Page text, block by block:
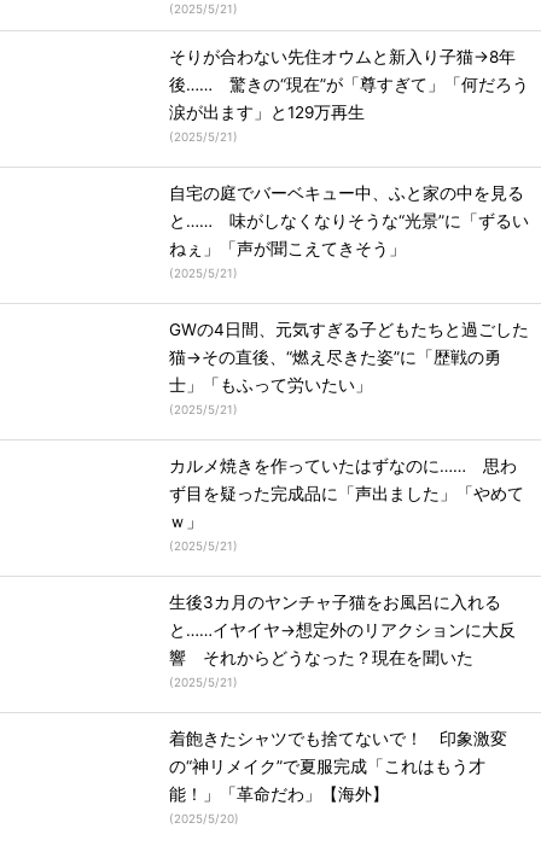
(2025/5/21)
そりが合わない先住オウムと新入り子猫→8年
後…… 驚きの“現在”が「尊すぎて」「何だろう
涙が出ます」と129万再生
(2025/5/21)
自宅の庭でバーベキュー中、ふと家の中を見る
と…… 味がしなくなりそうな“光景”に「ずるい
ねぇ」「声が聞こえてきそう」
(2025/5/21)
GWの4日間、元気すぎる子どもたちと過ごした
猫→その直後、“燃え尽きた姿”に「歴戦の勇
士」「もふって労いたい」
(2025/5/21)
カルメ焼きを作っていたはずなのに…… 思わ
ず目を疑った完成品に「声出ました」「やめて
ｗ」
(2025/5/21)
生後3カ月のヤンチャ子猫をお風呂に入れる
と……イヤイヤ→想定外のリアクションに大反
響 それからどうなった？現在を聞いた
(2025/5/21)
着飽きたシャツでも捨てないで！ 印象激変
の“神リメイク”で夏服完成「これはもう才
能！」「革命だわ」【海外】
(2025/5/20)